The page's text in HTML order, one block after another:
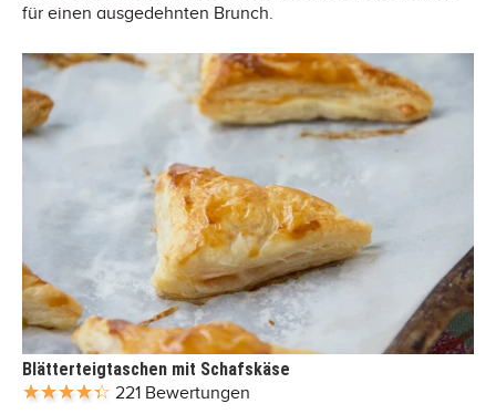
für einen ausgedehnten Brunch.
Blätterteigtaschen mit Schafskäse
221 Bewertungen